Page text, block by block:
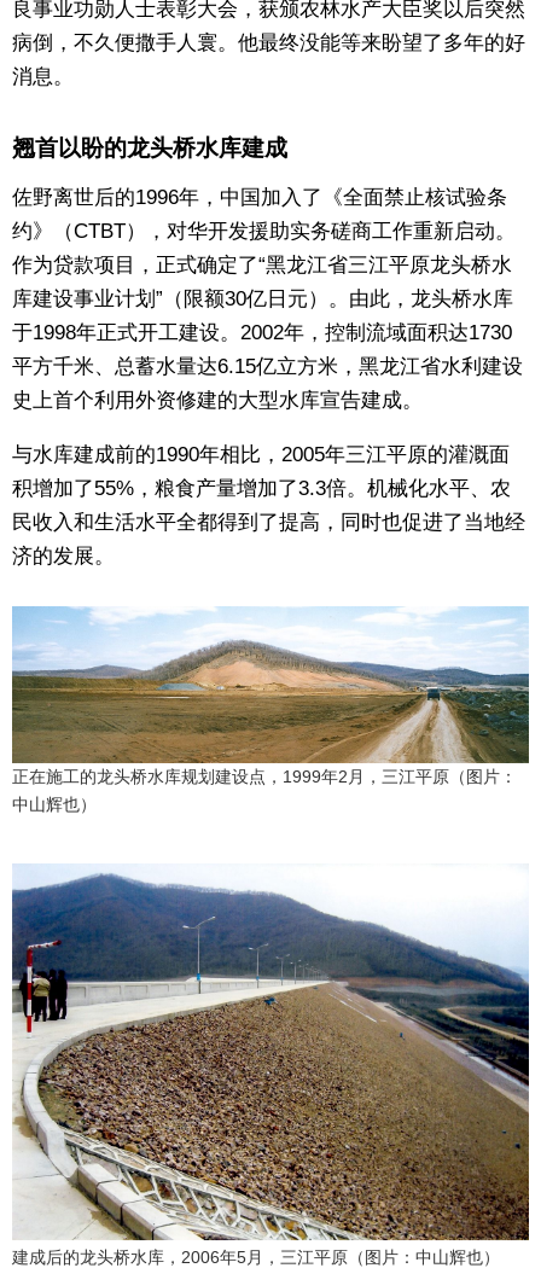
良事业功勋人士表彰大会，获颁农林水产大臣奖以后突然
病倒，不久便撒手人寰。他最终没能等来盼望了多年的好
消息。
翘首以盼的龙头桥水库建成
佐野离世后的1996年，中国加入了《全面禁止核试验条
约》（CTBT），对华开发援助实务磋商工作重新启动。
作为贷款项目，正式确定了“黑龙江省三江平原龙头桥水
库建设事业计划”（限额30亿日元）。由此，龙头桥水库
于1998年正式开工建设。2002年，控制流域面积达1730
平方千米、总蓄水量达6.15亿立方米，黑龙江省水利建设
史上首个利用外资修建的大型水库宣告建成。
与水库建成前的1990年相比，2005年三江平原的灌溉面
积增加了55%，粮食产量增加了3.3倍。机械化水平、农
民收入和生活水平全都得到了提高，同时也促进了当地经
济的发展。
正在施工的龙头桥水库规划建设点，1999年2月，三江平原（图片：
中山辉也）
建成后的龙头桥水库，2006年5月，三江平原（图片：中山辉也）